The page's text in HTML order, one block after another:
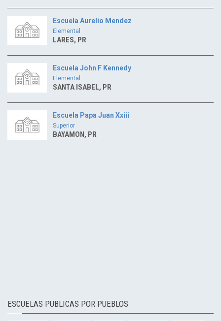
Escuela Aurelio Mendez
Elemental
LARES, PR
Escuela John F Kennedy
Elemental
SANTA ISABEL, PR
Escuela Papa Juan Xxiii
Superior
BAYAMON, PR
ESCUELAS PUBLICAS POR PUEBLOS